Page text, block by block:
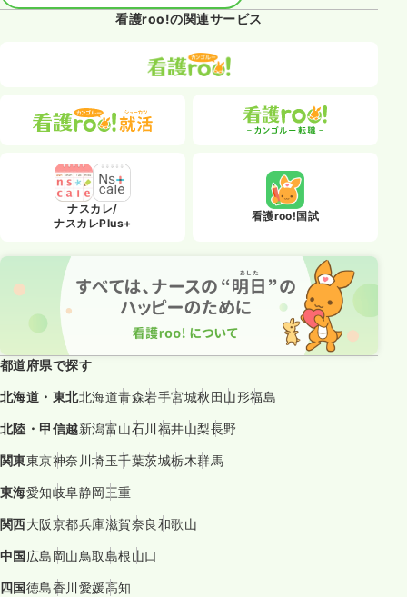
看護roo!の関連サービス
ナスカレ/
ナスカレPlus+
看護roo!国試
都道府県で探す
北海道・東北北海道青森岩手宮城秋田山形福島
北陸・甲信越新潟富山石川福井山梨長野
関東東京神奈川埼玉千葉茨城栃木群馬
東海愛知岐阜静岡三重
関西大阪京都兵庫滋賀奈良和歌山
中国広島岡山鳥取島根山口
四国徳島香川愛媛高知